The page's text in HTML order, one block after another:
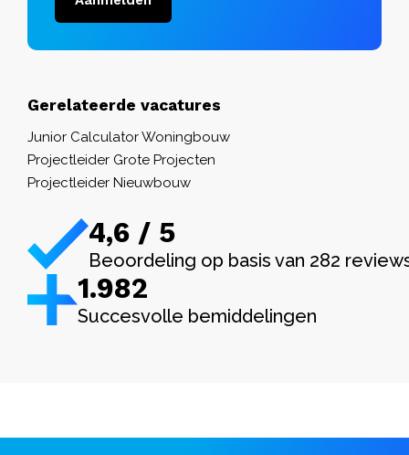
Gerelateerde vacatures
Junior Calculator Woningbouw
Projectleider Grote Projecten
Projectleider Nieuwbouw
4,6 / 5
Beoordeling op basis van 282
1.982
Succesvolle bemiddelingen